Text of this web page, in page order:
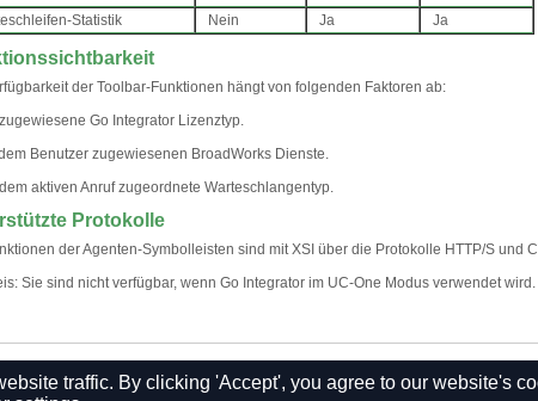
Statistik
Nein Ja Ja
der Toolbar-Funktionen hängt von folgenden Faktoren ab:
Go Integrator Lizenztyp.
Benutzer zugewiesenen BroadWorks Dienste.
aktiven Anruf zugeordnete Warteschlangentyp.
Protokolle
der Agenten-Symbolleisten sind mit XSI über die Protokolle HTTP/S und
Sie sind nicht verfügbar, wenn Go Integrator im UC-One Modus verwendet wird.
traffic. By clicking 'Accept', you agree to our website's